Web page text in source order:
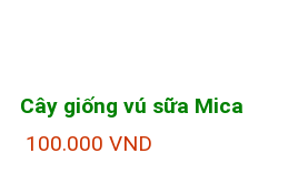
Cây giống vú sữa Mica
100.000 VND